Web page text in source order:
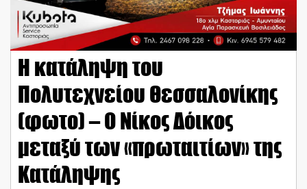
Η κατάληψη του
Πολυτεχνείου Θεσσαλονίκης
(φωτο) – Ο Νίκος Δόικος
μεταξύ των «πρωταιτίων» της
Κατάληψης